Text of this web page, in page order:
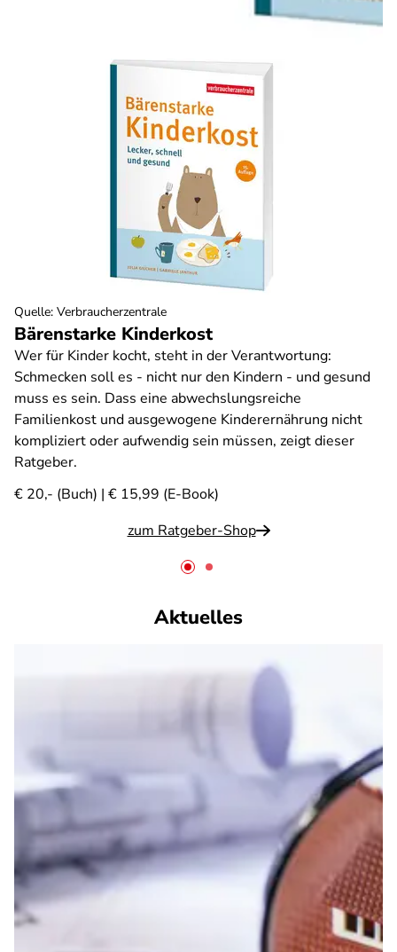
Bärenstarke Kinderkost
Wer für Kinder kocht, steht in der Verantwortung:
Schmecken soll es - nicht nur den Kindern - und gesund
muss es sein. Dass eine abwechslungsreiche
Familienkost und ausgewogene Kinderernährung nicht
kompliziert oder aufwendig sein müssen, zeigt dieser
Ratgeber.
€ 20,- (Buch) | € 15,99 (E-Book)
zum Ratgeber-Shop
Quelle: Verbraucherzentrale
Aktuelles